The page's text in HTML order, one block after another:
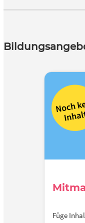
Füge